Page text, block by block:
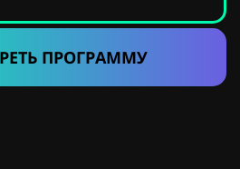
ПРОГРАММУ